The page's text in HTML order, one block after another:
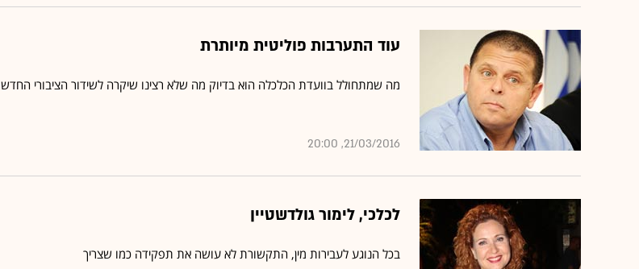
עוד התערבות פוליטית מיותרת
מה שמתחולל בוועדת הכלכלה הוא בדיוק מה שלא רצינו שיקרה לשידור הציבורי החדש
21/03/2016, 20:00
לכלכי, לימור גולדשטיין
בכל הנוגע לעבירות מין, התקשורת לא עושה את תפקידה כמו שצריך